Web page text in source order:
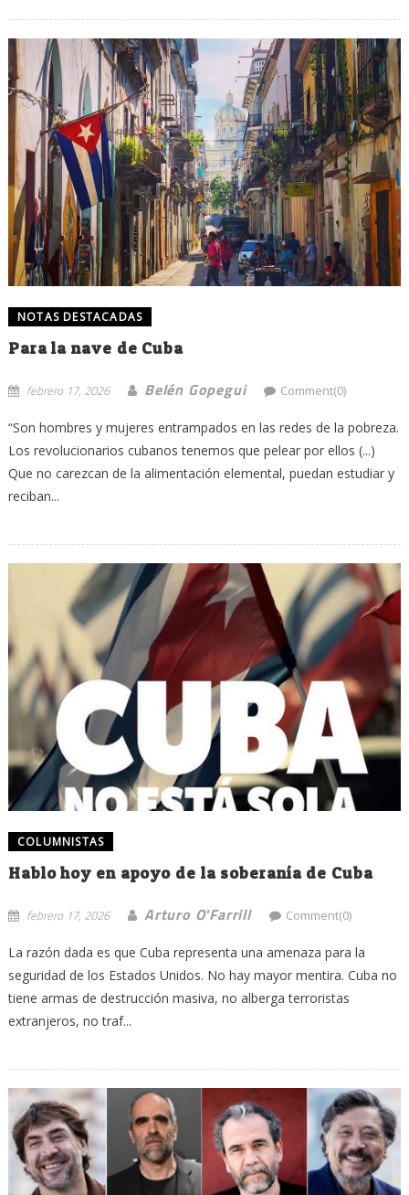
NOTAS DESTACADAS
Para la nave de Cuba
febrero 17, 2026 Belén Gopegui Comment(0)
“Son hombres y mujeres entrampados en las redes de la pobreza.
Los revolucionarios cubanos tenemos que pelear por ellos (...)
Que no carezcan de la alimentación elemental, puedan estudiar y
reciban...
COLUMNISTAS
Hablo hoy en apoyo de la soberanía de Cuba
febrero 17, 2026 Arturo O'Farrill Comment(0)
La razón dada es que Cuba representa una amenaza para la
seguridad de los Estados Unidos. No hay mayor mentira. Cuba no
tiene armas de destrucción masiva, no alberga terroristas
extranjeros, no traf...